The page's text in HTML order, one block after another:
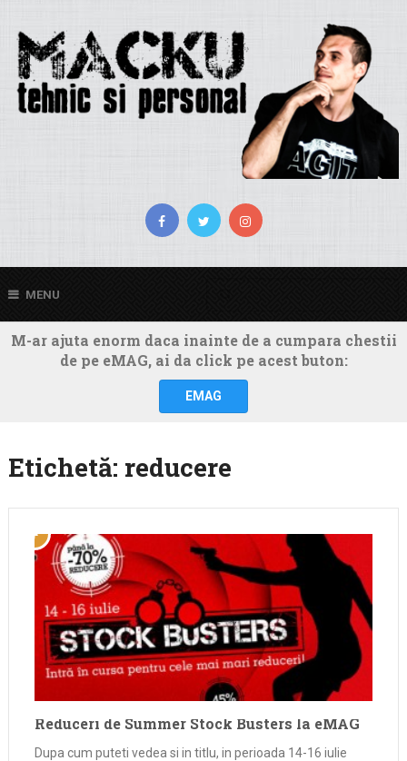
MENU
M-ar ajuta enorm daca inainte de a cumpara chestii
de pe eMAG, ai da click pe acest buton:
EMAG
Etichetă: reducere
Reduceri de Summer Stock Busters la eMAG
Dupa cum puteti vedea si in titlu, in perioada 14-16 iulie